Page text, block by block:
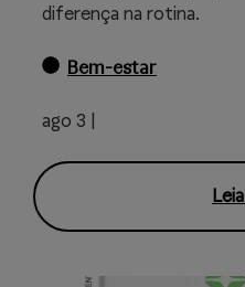
diferença na rotina.
Bem-estar
ago 3 |